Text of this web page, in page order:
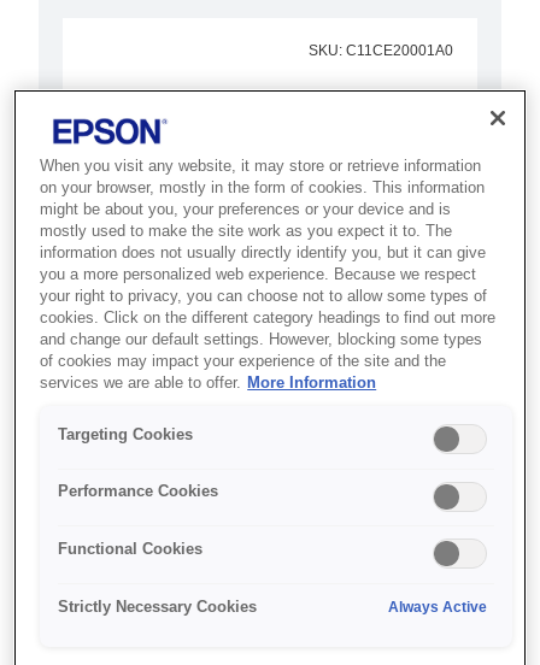
SKU: C11CE20001A0
שילוב מהירות ההדפסה הגבוהה
ביותר ואיכות מעולה של
600x600dpi ומעלה באמצעות
מדפסות מדויקות ויעילות אלה
הדפסה עד 64 אינץ'
ראש הדפסה PrecisionCore MicroTFP
When you visit any website, it may store or retrieve information
on your browser, mostly in the form of cookies. This information
might be about you, your preferences or your device and is
mostly used to make the site work as you expect it to. The
information does not usually directly identify you, but it can give
you a more personalized web experience. Because we respect
your right to privacy, you can choose not to allow some types of
cookies. Click on the different category headings to find out more
and change our default settings. However, blocking some types
of cookies may impact your experience of the site and the
services we are able to offer. More Information
Targeting Cookies
Performance Cookies
Functional Cookies
Strictly Necessary Cookies Always Active